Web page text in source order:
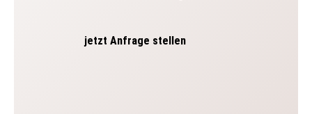
jetzt Anfrage stellen